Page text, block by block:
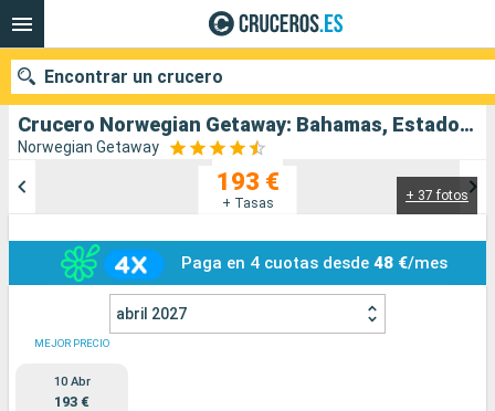
Crucero Norwegian Getaway: Bahamas, Estados Unidos salida desde Miami
Norwegian Getaway
+ 37 fotos
193 €
+ Tasas
Paga en 4 cuotas desde48 €/mes
abril 2027
MEJOR PRECIO
10 Abr
193 €
Encontrar un crucero
Fecha de salida
Compañías